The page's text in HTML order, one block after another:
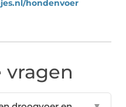
hondenvoer
vragen